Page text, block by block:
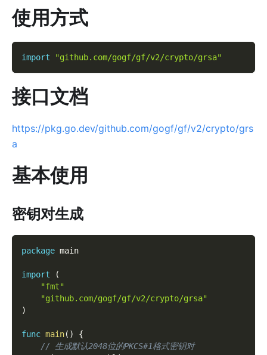
使用方式
import "github.com/gogf/gf/v2/crypto/grsa"
接口文档
https://pkg.go.dev/github.com/gogf/gf/v2/crypto/grs
a
基本使用
密钥对生成
package main
import
(
"fmt"
"github.com/gogf/gf/v2/crypto/grsa"
)
func main( )
{
// 生成默认2048位的PKCS#1格式密钥对